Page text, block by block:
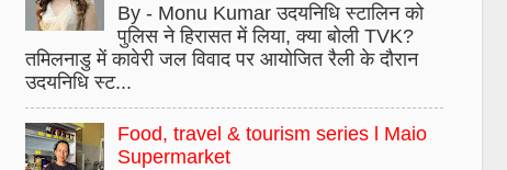
By - Monu Kumar उदयनिधि स्टालिन को
पुलिस ने हिरासत में लिया, क्या बोली TVK?
तमिलनाडु में कावेरी जल विवाद पर आयोजित रैली के दौरान
उदयनिधि स्ट...
Food, travel & tourism series l Maio
Supermarket